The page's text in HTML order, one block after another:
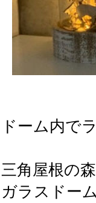
ドーム内で
三角屋根の
ガラスドー